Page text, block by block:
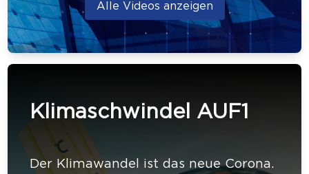
Alle Videos anzeigen
Klimaschwindel AUF1
Der Klimawandel ist das neue Corona.